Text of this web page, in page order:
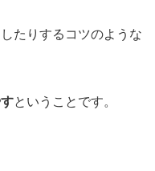
たりするコツのような
ということです。